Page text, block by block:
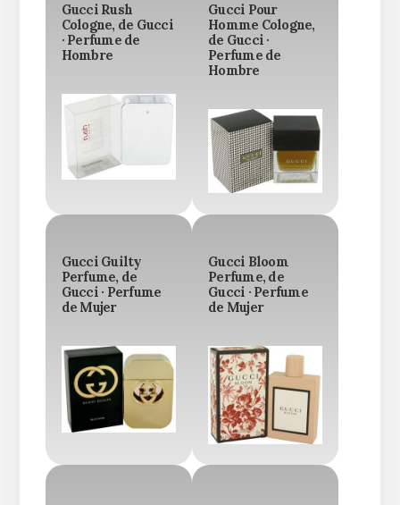
Gucci Rush
Cologne, de Gucci
· Perfume de
Hombre
Gucci Pour
Homme Cologne,
de Gucci ·
Perfume de
Hombre
Gucci Guilty
Perfume, de
Gucci · Perfume
de Mujer
Gucci Bloom
Perfume, de
Gucci · Perfume
de Mujer